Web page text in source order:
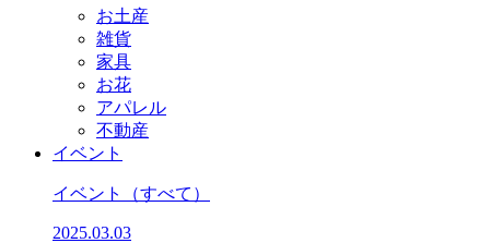
お土産
雑貨
家具
お花
アパレル
不動産
イベント
イベント （すべて）
2025.03.03